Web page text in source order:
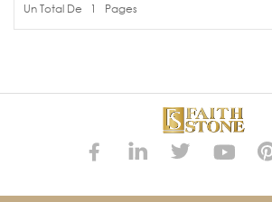
commercial. La collection
offre une variété de
marbre Dark Emperor a un
complète toute décoration.
Chacun des carreaux de
sélectionnés dans cette
PLUS DE DÉTAILS
Un Total De 1 Pages